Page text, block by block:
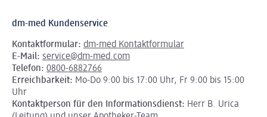
dm-med Kundenservice
Kontaktformular: dm-med Kontaktformular
E-Mail: service@dm-med.com
Telefon: 0800-6882766
Erreichbarkeit: Mo-Do 9:00 bis 17:00 Uhr, Fr 9:00 bis 15:00
Uhr
Kontaktperson für den Informationsdienst: Herr B. Urica